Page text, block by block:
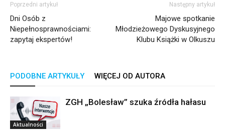
Poprzedni artykuł
Dni Osób z
Niepełnosprawnościami:
zapytaj ekspertów!
Następny artykuł
Majowe spotkanie
Młodzieżowego Dyskusyjnego
Klubu Książki w Olkuszu
PODOBNE ARTYKUŁY WIĘCEJ OD AUTORA
Aktualności
ZGH „Bolesław” szuka źródła hałasu